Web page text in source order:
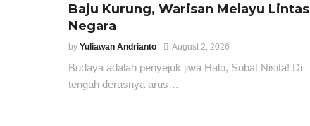
Baju Kurung, Warisan Melayu Lintas
Negara
by Yuliawan Andrianto August 2, 2026
Budaya adalah penyejuk jiwa Halo, Sobat Nisita! Di
tengah derasnya arus…